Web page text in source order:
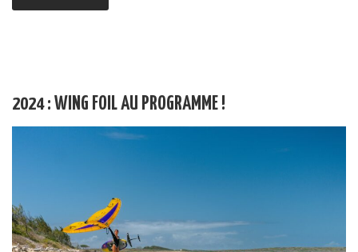
2024 : WING FOIL AU PROGRAMME !